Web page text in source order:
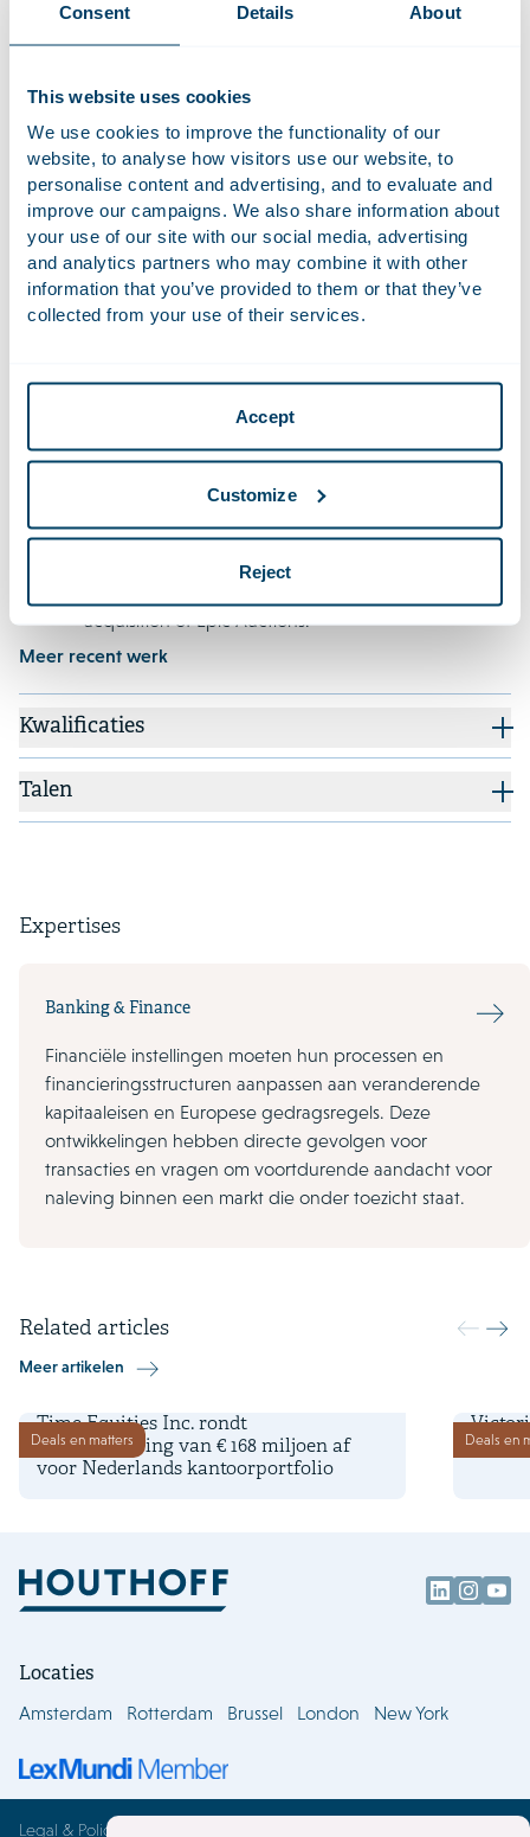
Consent Details About
This website uses cookies
We use cookies to improve the functionality of our
website, to analyse how visitors use our website, to
personalise content and advertising, and to evaluate and
improve our campaigns. We also share information about
your use of our site with our social media, advertising
and analytics partners who may combine it with other
information that you’ve provided to them or that they’ve
collected from your use of their services.
Accept
Customize
Reject
samenwerkingsverbanden. Hij trad op voor zowel private
equity als strategische partijen.
Recent Werk
Advised Unigel Participações S.A. and certain
subsidiaries on the successful completion of a cross-
border restructuring involving over USD 800 million
in debt. This restructuring led to new investments,
bonds, convertible bonds, and Dutch depositary
vloerenproducent Victoria plc met het succesvol
herstructureren van zijn schulden en de uitgifte van
obligaties ter waarde van 612 miljoen euro en
kredietfaciliteiten ter waarde van 130 miljoen Britse
Advised TBAuctions Netherlands B.V. on its
acquisition of Epic Auctions.
Meer recent werk
Kwalificaties
Talen
Expertises
Banking & Finance
Financiële instellingen moeten hun processen en
financieringsstructuren aanpassen aan veranderende
kapitaaleisen en Europese gedragsregels. Deze
ontwikkelingen hebben directe gevolgen voor
transacties en vragen om voortdurende aandacht voor
naleving binnen een markt die onder toezicht staat.
Related articles
Meer artikelen
Deals en matters
Time Equities Inc. rondt
herfinanciering van € 168 miljoen af
voor Nederlands kantoorportfolio
Deals en
Locaties
Amsterdam Rotterdam Brussel London New York
Legal & Policies